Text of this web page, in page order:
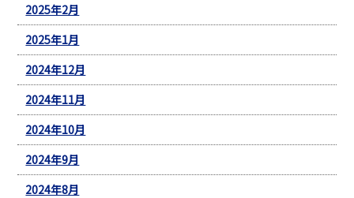
2025年2月
2025年1月
2024年12月
2024年11月
2024年10月
2024年9月
2024年8月